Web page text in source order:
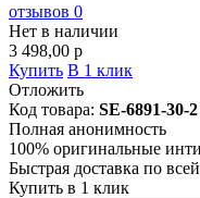
отзывов 0
Нет в наличии
3 498,00 p
Купить В 1 клик
Отложить
Код товара: SE-6891-30-2
Полная анонимность
100% оригинальные
Быстрая доставка по
Купить в 1 клик